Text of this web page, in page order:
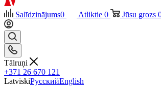
Salīdzinājums0 Atliktie 0 Jūsu grozs
Tālruņi
+371 26 670 121
LatviskiРусскийEnglish